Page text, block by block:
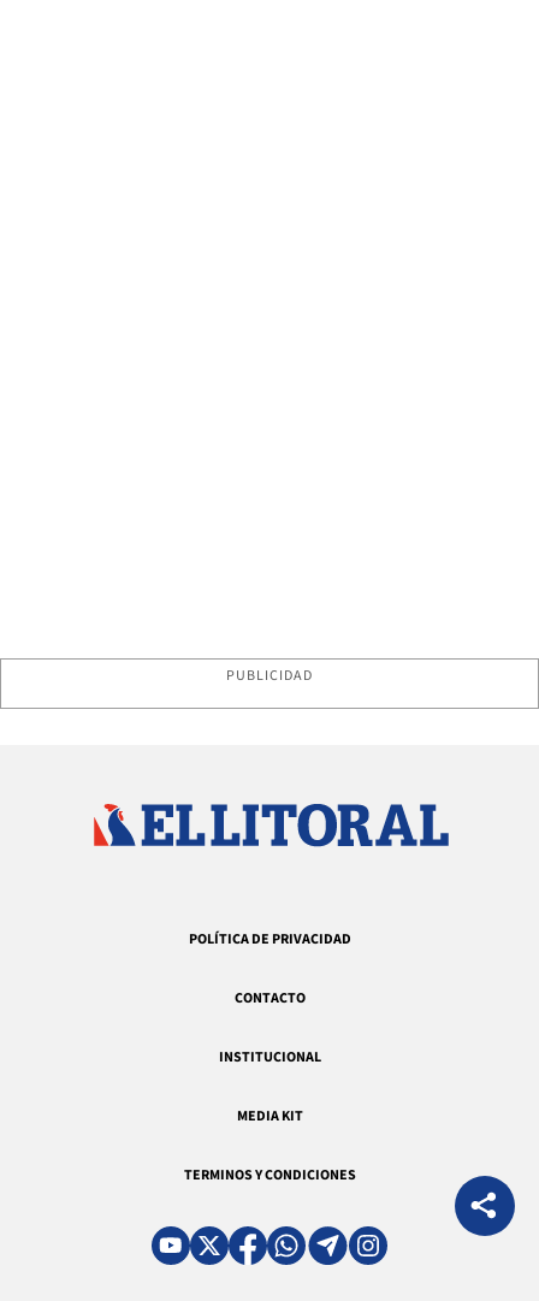
PUBLICIDAD
POLÍTICA DE PRIVACIDAD
CONTACTO
INSTITUCIONAL
MEDIA KIT
TERMINOS Y CONDICIONES